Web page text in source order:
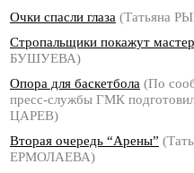
Очки спасли глаза (Татьяна
Стропальщики покажут
БУШУЕВА)
Опора для баскетбола (По
пресс-службы ГМК
ЦАРЕВ)
Вторая очередь “Арены”
ЕРМОЛАЕВА)